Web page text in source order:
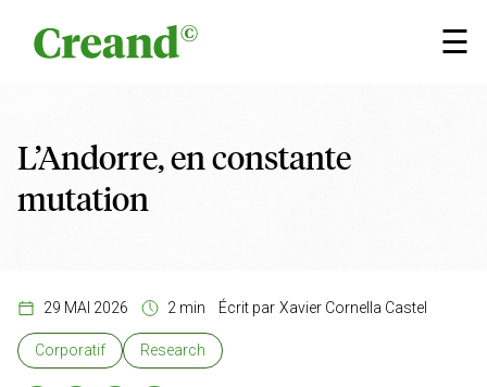
☰
×
L’Andorre, en constante
mutation
29 MAI 2026 2 min Écrit par Xavier Cornella Castel
Corporatif Research